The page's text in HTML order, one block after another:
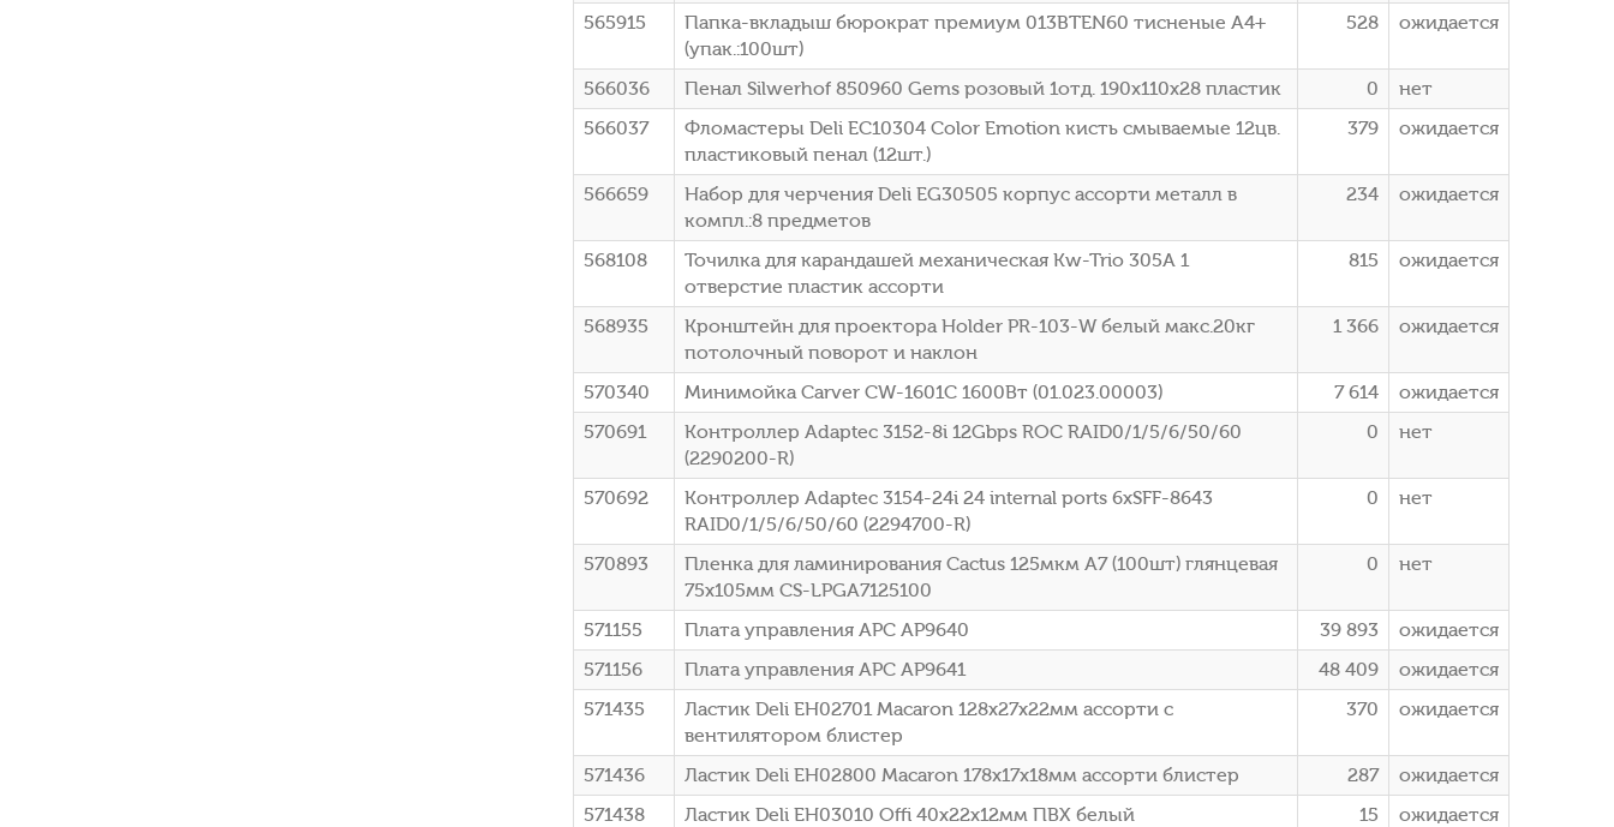
565915
Папка-вкладыш бюрократ премиум 013BTEN60 тисненые A4+
(упак.:100шт)
528 ожидается
566036 Пенал Silwerhof 850960 Gems розовый 1отд. 190х110х28 пластик 0
нет
566037
Фломастеры Deli EC10304 Color Emotion кисть смываемые 12цв.
пластиковый пенал (12шт.)
379 ожидается
566659
Набор для черчения Deli EG30505 корпус ассорти металл в
компл.:8 предметов
234 ожидается
568108
Точилка для карандашей механическая Kw-Trio 305A 1
отверстие пластик ассорти
815 ожидается
568935
Кронштейн для проектора Holder PR-103-W белый макс.20кг
потолочный поворот и наклон
1 366 ожидается
570340 Минимойка Carver CW-1601C 1600Вт (01.023.00003) 7 614
ожидается
570691
Контроллер Adaptec 3152-8i 12Gbps ROC RAID0/1/5/6/50/60
(2290200-R)
0 нет
570692
Контроллер Adaptec 3154-24i 24 internal ports 6xSFF-8643
RAID0/1/5/6/50/60 (2294700-R)
0 нет
570893
Пленка для ламинирования Cactus 125мкм A7 (100шт) глянцевая
75x105мм CS-LPGA7125100
0 нет
571155 Плата управления APC AP9640 39 893
ожидается
571156
Плата управления APC AP9641 48 409
ожидается
571435
Ластик Deli EH02701 Macaron 128х27х22мм ассорти с
вентилятором блистер
370 ожидается
571436 Ластик Deli EH02800 Macaron 178х17х18мм ассорти блистер 287
ожидается
571438
Ластик Deli EH03010 Offi 40x22x12мм ПВХ белый
15 ожидается